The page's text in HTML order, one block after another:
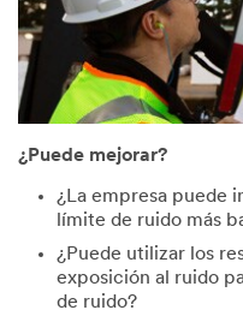
¿Puede mejorar?
¿La empresa puede
límite de ruido más
¿Puede utilizar los
exposición al ruido
de ruido?